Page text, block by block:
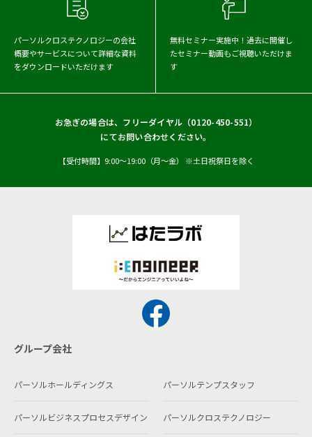
パーソルクロステクノロジーの会社
概要やサービスについて詳細な資料
をダウンロードいただけます
無料セミナー実施中！ 過去に開催し
たセミナー動画もご視聴いただけま
す
お急ぎの場合は、フリーダイヤル（0120-450-551）
にてお問い合わせください。
【受付時間】9:00〜19:00（月〜金） ※土日祝祭日を除く
グループ会社
パーソルホールディングス パーソルテンプスタッフ
パーソルビジネスプロセスデザイン パーソルクロステクノロジー